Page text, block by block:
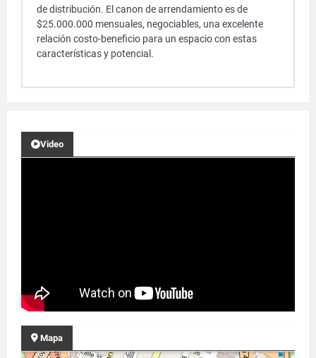
de distribución. El canon de arrendamiento es de
$25.000.000 mensuales, negociables, una excelente
relación costo-beneficio para un espacio con estas
características y potencial.
Video
Mapa